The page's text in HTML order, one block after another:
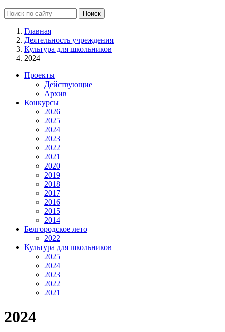
Главная
Деятельность учреждения
Культура для школьников
2024
Проекты
Действующие
Архив
Конкурсы
2026
2025
2024
2023
2022
2021
2020
2019
2018
2017
2016
2015
2014
Белгородское лето
2022
Культура для школьников
2025
2024
2023
2022
2021
2024